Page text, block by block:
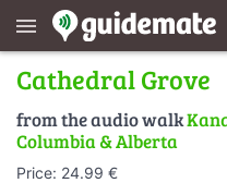
menu
Cathedral Grove
from the audio walk
Columbia & Alberta
Price: 24.99 €